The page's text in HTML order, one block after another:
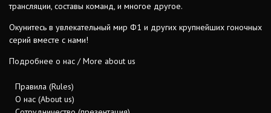
трансляции, составы команд, и многое другое.
Окунитесь в увлекательный мир Ф1 и других крупнейших гоночных
серий вместе с нами!
Подробнее о нас / More about us
Правила (Rules)
О нас (About us)